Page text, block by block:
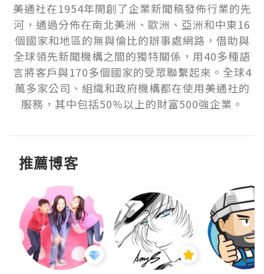
美通社在1954年開創了企業新聞稿發佈行業的先
河，通過分佈在南北美洲、歐洲、亞洲和中東16
個國家和地區的無與倫比的辦事處網路，借助與
全球領先新聞機構之間的獨特關係，用40多種語
言將客戶與170多個國家的受眾聯繫起來。全球4
萬多家公司、組織和政府機構都在使用美通社的
服務，其中包括50%以上的財富500強企業。
推薦博客